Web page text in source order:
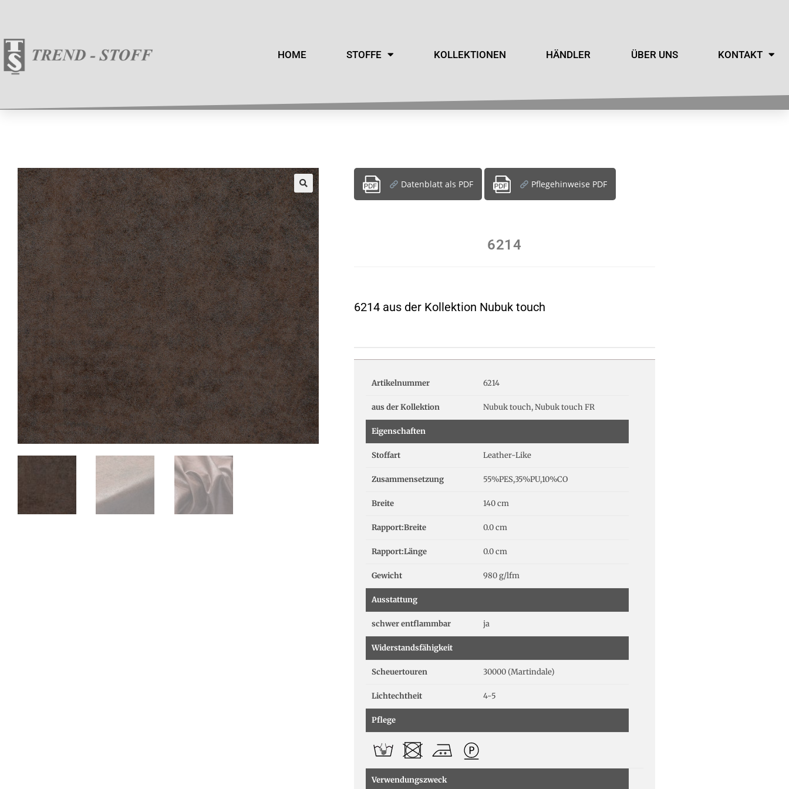
HOME STOFFE KOLLEKTIONEN HÄNDLER ÜBER UNS KONTAKT
Datenblatt als PDF Pflegehinweise PDF
6214
6214 aus der Kollektion Nubuk touch
Artikelnummer 6214
aus der Kollektion Nubuk touch, Nubuk touch FR
Eigenschaften
Stoffart Leather-Like
Zusammensetzung 55%PES,35%PU,10%CO
Breite 140 cm
Rapport:Breite 0.0 cm
Rapport:Länge 0.0 cm
Gewicht 980 g/lfm
Ausstattung
schwer entflammbar ja
Widerstandsfähigkeit
Scheuertouren 30000 (Martindale)
Lichtechtheit 4-5
Pflege
Verwendungszweck